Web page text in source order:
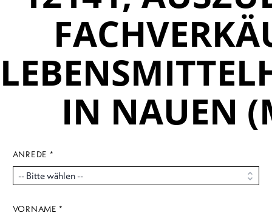
IN NAUEN
ANREDE *
VORNAME *